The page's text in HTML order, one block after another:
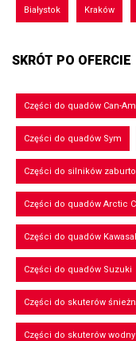
Białystok Kraków
SKRÓT PO OFERCIE
Części do quadów Can-Am
Części do quadów Sym
Części do silników
Części do quadów Arctic
Części do quadów
Części do quadów Suzuki
Części do skuterów
Części do skuterów